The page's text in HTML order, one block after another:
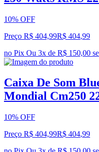
10% OFF
Preço R$ 404,99R$ 404,99
no Pix Ou 3x de R$ 150,00
Caixa De Som
Mondial Cm250
10% OFF
Preço R$ 404,99R$ 404,99